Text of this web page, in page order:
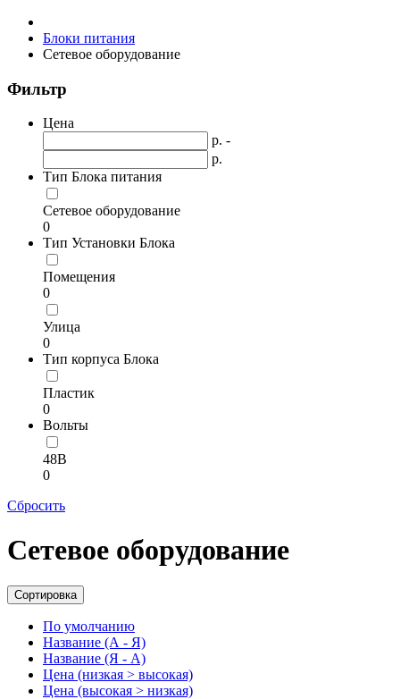
Блоки питания
Сетевое оборудование
Фильтр
Цена
р. -
р.
Тип Блока питания
Сетевое оборудование
0
Тип Установки Блока
Помещения
0
Улица
0
Тип корпуса Блока
Пластик
0
Вольты
48В
0
Сбросить
Сетевое оборудование
Сортировка
По умолчанию
Название (А - Я)
Название (Я - А)
Цена (низкая > высокая)
Цена (высокая > низкая)